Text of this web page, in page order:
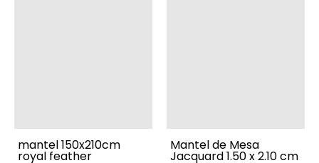
mantel 150x210cm
royal feather
Mantel de Mesa
Jacquard 1.50 x 2.10 cm